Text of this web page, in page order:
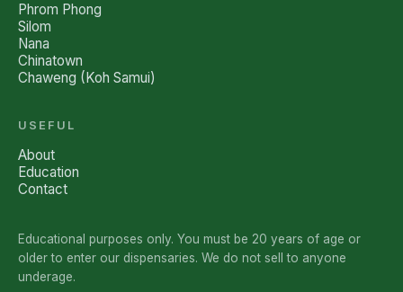
Phrom Phong
Silom
Nana
Chinatown
Chaweng (Koh Samui)
USEFUL
About
Education
Contact
Educational purposes only. You must be 20 years of age or
older to enter our dispensaries. We do not sell to anyone
underage.